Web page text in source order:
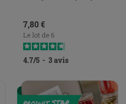
Prix
7,80 €
Le lot de 6
4.7/5 - 3 avis